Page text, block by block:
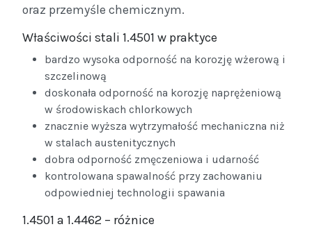
oraz przemyśle chemicznym.
Właściwości stali 1.4501 w praktyce
bardzo wysoka odporność na korozję wżerową i
szczelinową
doskonała odporność na korozję naprężeniową
w środowiskach chlorkowych
znacznie wyższa wytrzymałość mechaniczna niż
w stalach austenitycznych
dobra odporność zmęczeniowa i udarność
kontrolowana spawalność przy zachowaniu
odpowiedniej technologii spawania
1.4501 a 1.4462 – różnice